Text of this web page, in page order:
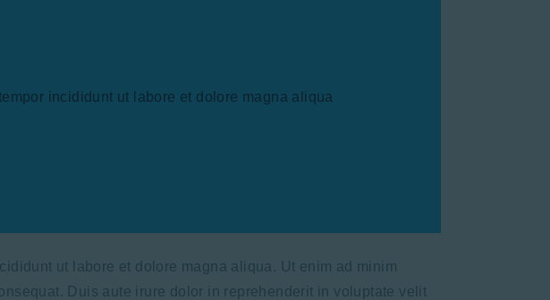
incididunt ut labore et dolore magna aliqua
ut labore et dolore magna aliqua. Ut enim ad minim
Duis aute irure dolor in reprehenderit in voluptate velit